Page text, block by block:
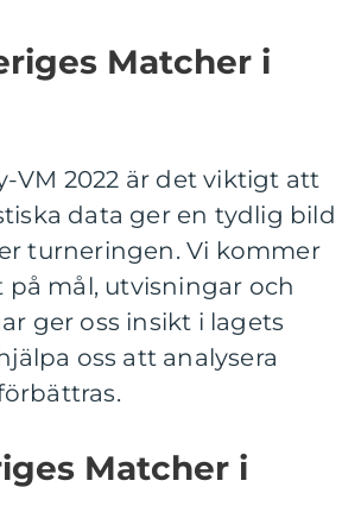
Matcher i
VM 2022 är det viktigt att
data ger en tydlig bild
turneringen. Vi kommer
mål, utvisningar och
ger oss insikt i lagets
oss att analysera
Matcher i